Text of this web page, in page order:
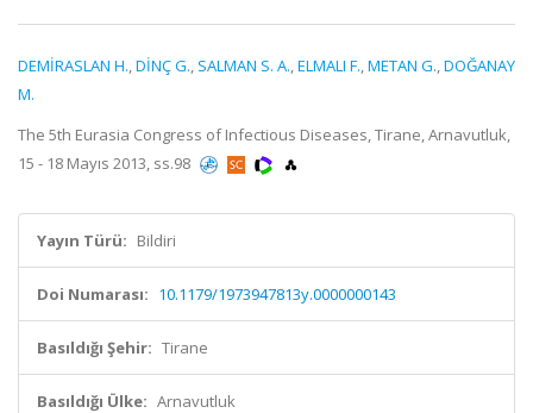
DEMİRASLAN H.,DİNÇ G., SALMAN S. A.,ELMALI F.,METAN G.,DOĞANAY
M.
The 5th Eurasia Congress of Infectious Diseases, Tirane, Arnavutluk,
15 - 18 Mayıs 2013, ss.98
Yayın Türü: Bildiri
Doi Numarası: 10.1179/1973947813y.0000000143
Basıldığı Şehir: Tirane
Basıldığı Ülke: Arnavutluk